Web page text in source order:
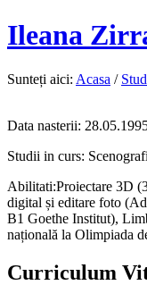
Ileana
Sunteți aici: Acasa /
Data nasterii:
Studii in curs:
Abilitati:Proiectare 3D
digital și editare foto
B1 Goethe Institut),
națională la Olimpiada
Curriculum